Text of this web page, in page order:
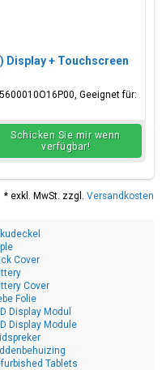
Display + Touchscreen
Geeignet für:
Schicken Sie mir wenn
verfügbar!
* exkl. MwSt. zzgl. Versandkosten
Cover
Cover
Folie
Display Modul
Display Module
Tablets